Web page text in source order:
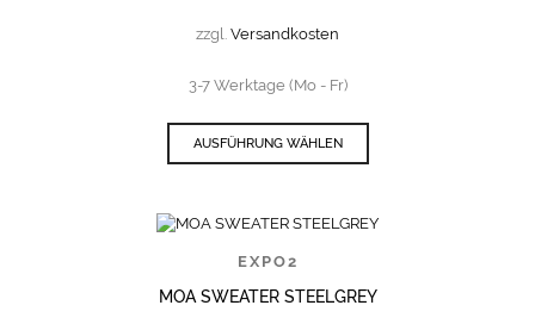
zzgl. Versandkosten
3-7 Werktage (Mo - Fr)
AUSFÜHRUNG WÄHLEN
EXPO2
MOA SWEATER STEELGREY